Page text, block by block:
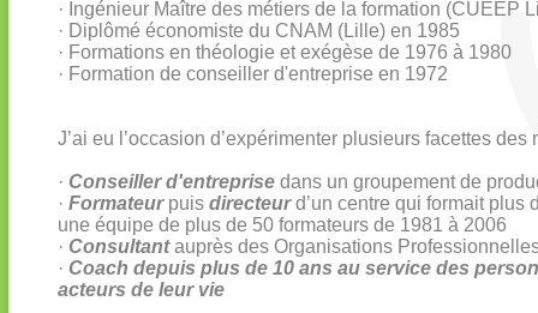
· Ingénieur Maître des métiers de la formation (CUEEP
· Diplômé économiste du CNAM (Lille) en 1985
· Formations en théologie et exégèse de 1976 à 1980
· Formation de conseiller d'entreprise en 1972
J’ai eu l’occasion d’expérimenter plusieurs facettes
· Conseiller d'entreprise dans un groupement de
· Formateurpuis directeurd’un centre qui formait plus
une équipe de plus de 50 formateurs de 1981 à 2006
· Consultantauprès des Organisations
· Coach depuis plus de 10 ans au service des
acteurs de leur vie